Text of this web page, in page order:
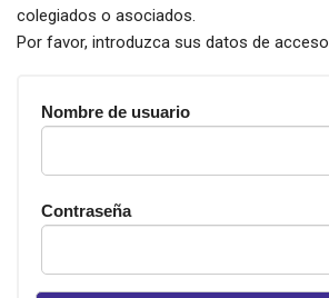
colegiados o asociados.
Por favor, introduzca sus datos de acceso
Nombre de usuario
Contraseña